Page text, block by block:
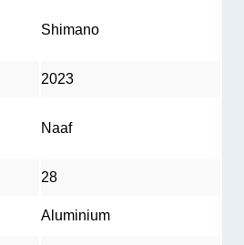
Shimano
2023
Naaf
28
Aluminium